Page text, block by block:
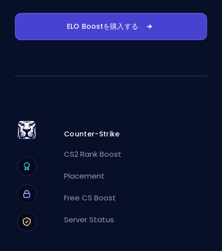
ELO Boostを購入する
Counter-Strike
CS2 Rank Boost
Placement
Free CS Boost
Server Status